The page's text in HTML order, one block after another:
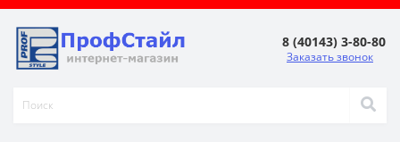
8 (40143) 3-80-80
Заказать звонок